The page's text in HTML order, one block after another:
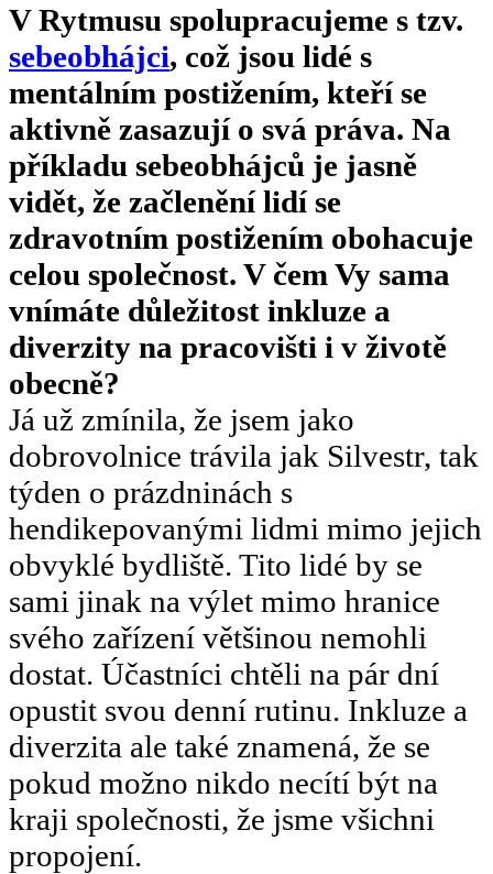
V Rytmusu spolupracujeme s tzv.
sebeobhájci, což jsou lidé s
mentálním postižením, kteří se
aktivně zasazují o svá práva. Na
příkladu sebeobhájců je jasně
vidět, že začlenění lidí se
zdravotním postižením obohacuje
celou společnost. V čem Vy sama
vnímáte důležitost inkluze a
diverzity na pracovišti i v životě
obecně?
Já už zmínila, že jsem jako
dobrovolnice trávila jak Silvestr, tak
týden o prázdninách s
hendikepovanými lidmi mimo jejich
obvyklé bydliště. Tito lidé by se
sami jinak na výlet mimo hranice
svého zařízení většinou nemohli
dostat. Účastníci chtěli na pár dní
opustit svou denní rutinu. Inkluze a
diverzita ale také znamená, že se
pokud možno nikdo necítí být na
kraji společnosti, že jsme všichni
propojení.